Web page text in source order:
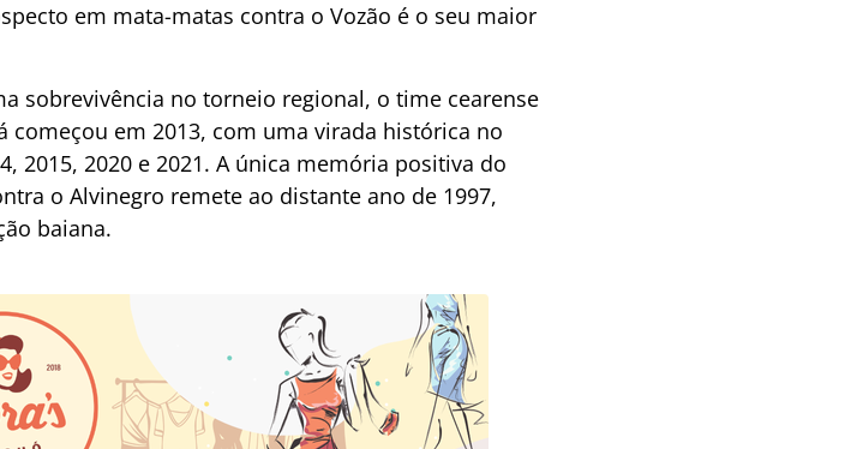
em mata-matas contra o Vozão é o seu maior
sobrevivência no torneio regional, o time cearense
começou em 2013, com uma virada histórica no
2015, 2020 e 2021. A única memória positiva do
o Alvinegro remete ao distante ano de 1997,
baiana.